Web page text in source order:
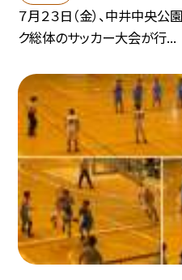
７月２３日（金）、中井中央
ク総体のサッカー大会が行...